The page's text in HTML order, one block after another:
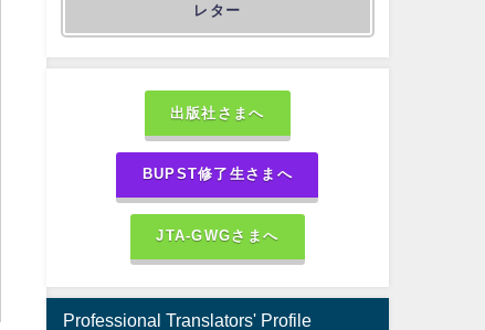
レター
出版社さまへ
BUPST修了生さまへ
JTA-GWGさまへ
Professional Translators' Profile